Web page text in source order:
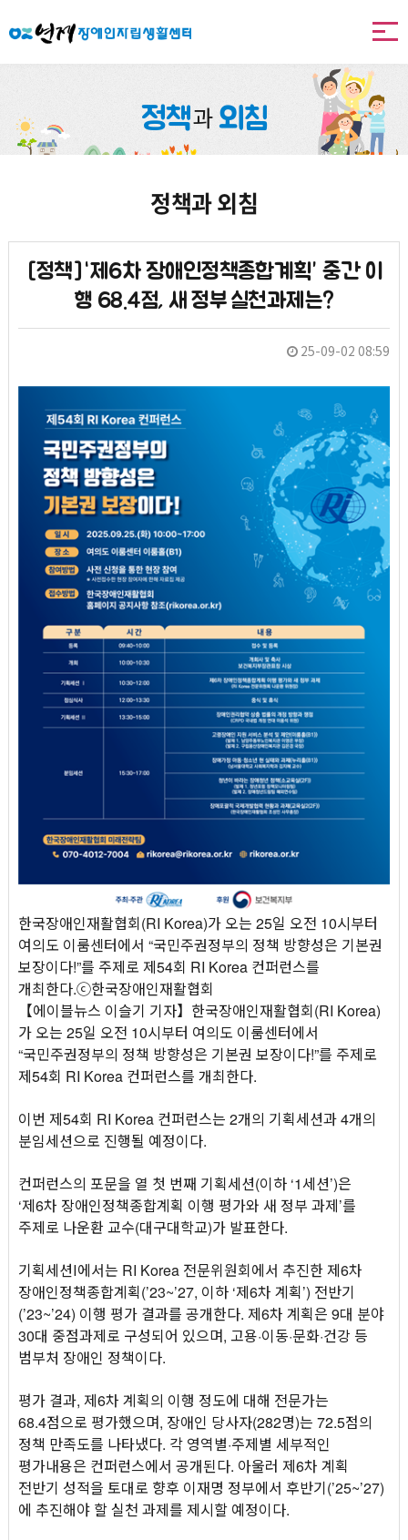
정책과외침
정책과 외침
[정책]‘제6차 장애인정책종합계획’ 중간 이
행 68.4점, 새 정부 실천과제는?
25-09-02 08:59
한국장애인재활협회(RI Korea)가 오는 25일 오전 10시부터
여의도 이룸센터에서 “국민주권정부의 정책 방향성은 기본권
보장이다!”를 주제로 제54회 RI Korea 컨퍼런스를
개최한다.ⓒ한국장애인재활협회
【에이블뉴스 이슬기 기자】한국장애인재활협회(RI Korea)
가 오는 25일 오전 10시부터 여의도 이룸센터에서
“국민주권정부의 정책 방향성은 기본권 보장이다!”를 주제로
제54회 RI Korea 컨퍼런스를 개최한다.
이번 제54회 RI Korea 컨퍼런스는 2개의 기획세션과 4개의
분임세션으로 진행될 예정이다.
컨퍼런스의 포문을 열 첫 번째 기획세션(이하 ‘1세션’)은
‘제6차 장애인정책종합계획 이행 평가와 새 정부 과제’를
주제로 나운환 교수(대구대학교)가 발표한다.
기획세션Ⅰ에서는 RI Korea 전문위원회에서 추진한 제6차
장애인정책종합계획(’23~’27, 이하 ‘제6차 계획’) 전반기
(’23~’24) 이행 평가 결과를 공개한다. 제6차 계획은 9대 분야
30대 중점과제로 구성되어 있으며, 고용·이동·문화·건강 등
범부처 장애인 정책이다.
평가 결과, 제6차 계획의 이행 정도에 대해 전문가는
68.4점으로 평가했으며, 장애인 당사자(282명)는 72.5점의
정책 만족도를 나타냈다. 각 영역별·주제별 세부적인
평가내용은 컨퍼런스에서 공개된다. 아울러 제6차 계획
전반기 성적을 토대로 향후 이재명 정부에서 후반기(’25~’27)
에 추진해야 할 실천 과제를 제시할 예정이다.